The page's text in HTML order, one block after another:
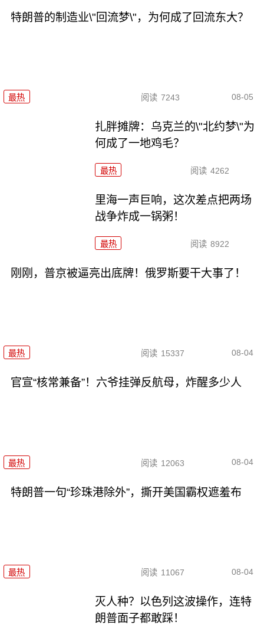
特朗普的制造业\"回流梦\"，为何成了回流东大？
最热 阅读 7243 08-05
扎胖摊牌：乌克兰的\"北约梦\"为
何成了一地鸡毛？
最热 阅读 4262
里海一声巨响，这次差点把两场
战争炸成一锅粥！
最热 阅读 8922
刚刚，普京被逼亮出底牌！俄罗斯要干大事了！
最热 阅读 15337 08-04
官宣“核常兼备”！六爷挂弹反航母，炸醒多少人
最热 阅读 12063 08-04
特朗普一句“珍珠港除外”，撕开美国霸权遮羞布
最热 阅读 11067 08-04
灭人种？以色列这波操作，连特
朗普面子都敢踩！